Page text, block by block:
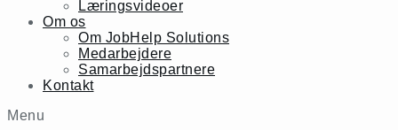
Læringsvideoer
Om os
Om JobHelp Solutions
Medarbejdere
Samarbejdspartnere
Kontakt
Menu